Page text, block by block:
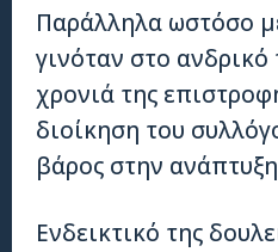
Παράλληλα ωστόσο
γινόταν στο
χρονιά της
διοίκηση του
βάρος στην
Ενδεικτικό της